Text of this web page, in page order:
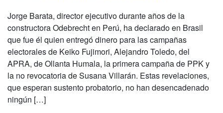
Jorge Barata, director ejecutivo durante años de la
constructora Odebrecht en Perú, ha declarado en Brasil
que fue él quien entregó dinero para las campañas
electorales de Keiko Fujimori, Alejandro Toledo, del
APRA, de Ollanta Humala, la primera campaña de PPK y
la no revocatoria de Susana Villarán. Estas revelaciones,
que esperan sustento probatorio, no han desencadenado
ningún […]